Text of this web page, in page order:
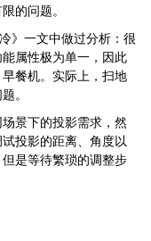
的问题。
》一文中做过分析：很
属性极为单一，因此
餐机。实际上，扫地
。
景下的投影需求，然
投影的距离、角度以
是等待繁琐的调整步